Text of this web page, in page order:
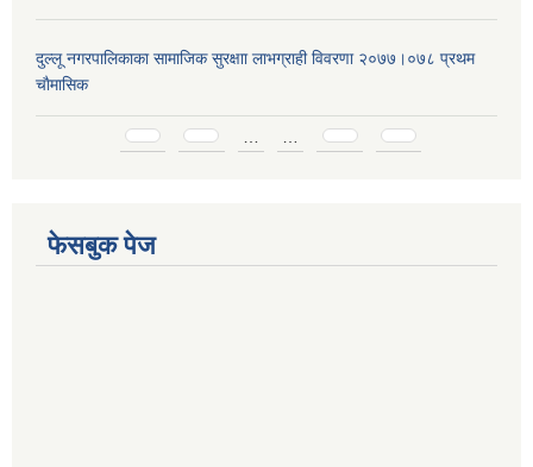
दुल्लू नगरपालिकाका सामाजिक सुरक्षाा लाभग्राही विवरणा २०७७।०७८ प्रथम
चाैमासिक
Pages
फेसबुक पेज